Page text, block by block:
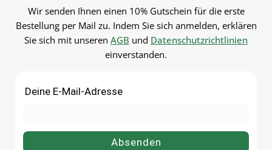
dem ersten Gebrauch mit
warmem Wasser
ausspülenSpülmaschinengeeigne
tGut trocknen lassenJetzt
bei flaschen-glaeser-und-
dem ersten Gebrauch mit
warmem Wasser
Wir senden Ihnen einen 10% Gutschein für die erste
Bestellung per Mail zu. Indem Sie sich anmelden, erklären
Sie sich mit unseren AGB und Datenschutzrichtlinien
einverstanden.